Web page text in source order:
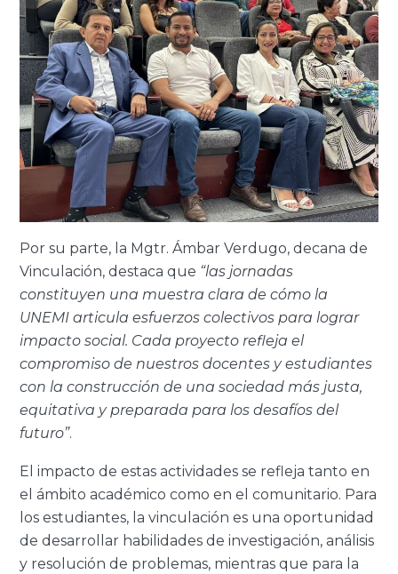
Por su parte, la Mgtr. Ámbar Verdugo, decana de
Vinculación, destaca que “las jornadas
constituyen una muestra clara de cómo la
UNEMI articula esfuerzos colectivos para lograr
impacto social. Cada proyecto refleja el
compromiso de nuestros docentes y estudiantes
con la construcción de una sociedad más justa,
equitativa y preparada para los desafíos del
futuro”.
El impacto de estas actividades se refleja tanto en
el ámbito académico como en el comunitario. Para
los estudiantes, la vinculación es una oportunidad
de desarrollar habilidades de investigación, análisis
y resolución de problemas, mientras que para la